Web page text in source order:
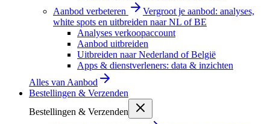
Aanbod verbeteren
Vergroot je aanbod: analyses,
white spots en uitbreiden naar NL of BE
Analyses verkoopaccount
Aanbod uitbreiden
Uitbreiden naar Nederland of België
Apps & dienstverleners: data & inzichten
Alles van Aanbod
Bestellingen & Verzenden
Bestellingen & Verzenden